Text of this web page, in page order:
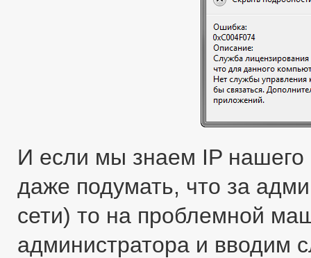
И если мы знаем IP нашего
даже подумать, что за
сети) то на проблемной
администратора и вводим